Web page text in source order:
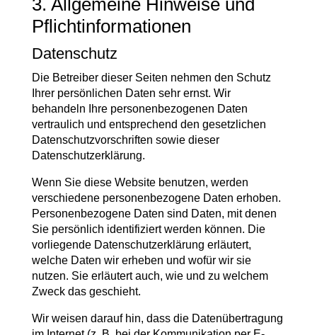
3. Allgemeine Hinweise und
Pflicht­informationen
Datenschutz
Die Betreiber dieser Seiten nehmen den Schutz
Ihrer persönlichen Daten sehr ernst. Wir
behandeln Ihre personenbezogenen Daten
vertraulich und entsprechend den gesetzlichen
Datenschutzvorschriften sowie dieser
Datenschutzerklärung.
Wenn Sie diese Website benutzen, werden
verschiedene personenbezogene Daten erhoben.
Personenbezogene Daten sind Daten, mit denen
Sie persönlich identifiziert werden können. Die
vorliegende Datenschutzerklärung erläutert,
welche Daten wir erheben und wofür wir sie
nutzen. Sie erläutert auch, wie und zu welchem
Zweck das geschieht.
Wir weisen darauf hin, dass die Datenübertragung